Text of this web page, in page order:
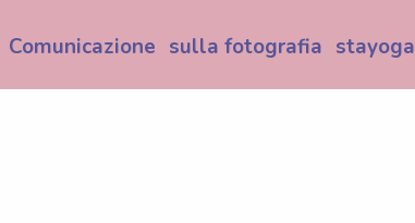
Comunicazione sulla fotografia stayoga